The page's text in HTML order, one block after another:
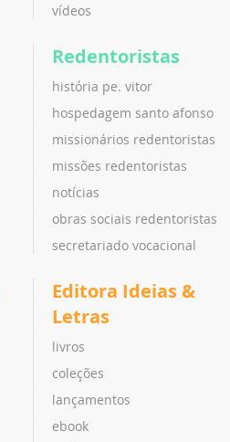
vídeos
Redentoristas
história pe. vitor
hospedagem santo afonso
missionários redentoristas
missões redentoristas
notícias
obras sociais redentoristas
secretariado vocacional
Editora Ideias &
Letras
livros
coleções
lançamentos
ebook